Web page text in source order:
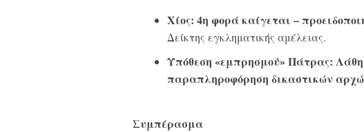
Χίος: 4η φορά καίγεται –
Δείκτης εγκληματικής αμέλειας.
Υπόθεση «εμπρησμού» Πάτρας: Λάθη
παραπληροφόρηση δικαστικών
Συμπέρασμα